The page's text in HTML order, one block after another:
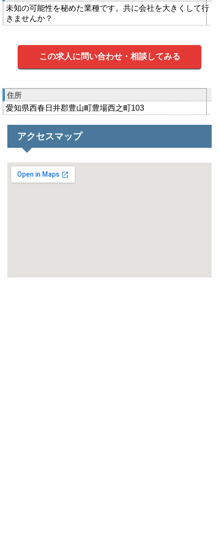
未知の可能性を秘めた業種です。共に会社を大きくして行
きませんか？
この求人に問い合わせ・相談してみる
住所
愛知県西春日井郡豊山町豊場西之町103
アクセスマップ